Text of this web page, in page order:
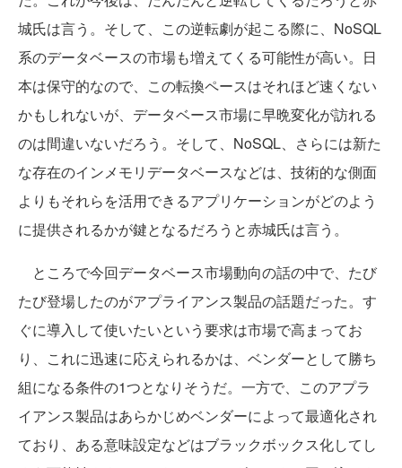
城氏は言う。そして、この逆転劇が起こる際に、NoSQL
系のデータベースの市場も増えてくる可能性が高い。日
本は保守的なので、この転換ペースはそれほど速くない
かもしれないが、データベース市場に早晩変化が訪れる
のは間違いないだろう。そして、NoSQL、さらには新た
な存在のインメモリデータベースなどは、技術的な側面
よりもそれらを活用できるアプリケーションがどのよう
に提供されるかが鍵となるだろうと赤城氏は言う。
ところで今回データベース市場動向の話の中で、たび
たび登場したのがアプライアンス製品の話題だった。す
ぐに導入して使いたいという要求は市場で高まってお
り、これに迅速に応えられるかは、ベンダーとして勝ち
組になる条件の1つとなりそうだ。一方で、このアプラ
イアンス製品はあらかじめベンダーによって最適化され
ており、ある意味設定などはブラックボックス化してし